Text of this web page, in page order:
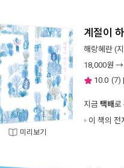
미리보기
계절이
해랑혜란 (
18,000원 →
10.0 (7)
지금 택배로
이 책의 전